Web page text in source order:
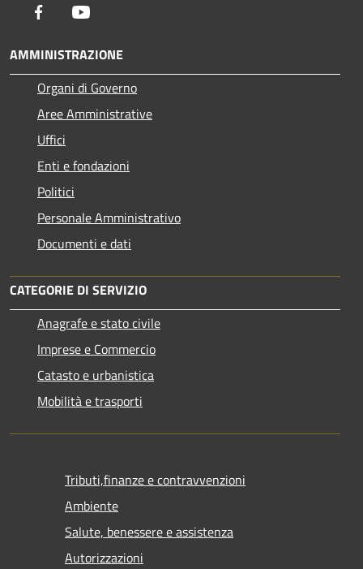
Facebook
AMMINISTRAZIONE
Organi di Governo
Aree Amministrative
Uffici
Enti e fondazioni
Politici
Personale Amministrativo
Documenti e dati
CATEGORIE DI SERVIZIO
Anagrafe e stato civile
Imprese e Commercio
Catasto e urbanistica
Mobilità e trasporti
Tributi,finanze e contravvenzioni
Ambiente
Salute, benessere e assistenza
Autorizzazioni